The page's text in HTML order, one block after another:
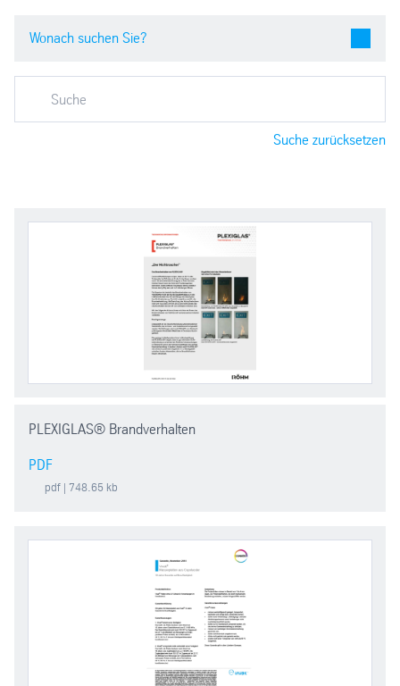
Suche zurücksetzen
PLEXIGLAS® Brandverhalten
PDF
pdf | 748.65 kb